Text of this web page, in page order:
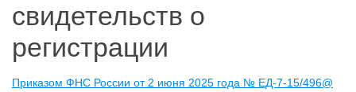
свидетельств о
регистрации
Приказом ФНС России от 2 июня 2025 года № ЕД-7-15/496@